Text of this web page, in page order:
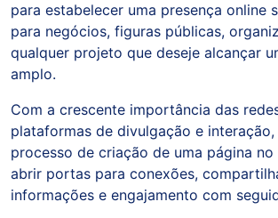
para estabelecer uma presença online
para negócios, figuras públicas,
qualquer projeto que deseje alcançar
amplo.
Com a crescente importância das
plataformas de divulgação e
processo de criação de uma página
abrir portas para conexões,
informações e engajamento com